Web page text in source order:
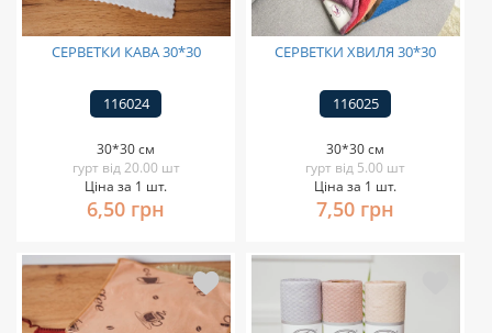
СЕРВЕТКИ КАВА 30*30
116024
30*30 см
гурт від 20.00 шт
Ціна за 1 шт.
6,50 грн
СЕРВЕТКИ ХВИЛЯ 30*30
116025
30*30 см
гурт від 5.00 шт
Ціна за 1 шт.
7,50 грн